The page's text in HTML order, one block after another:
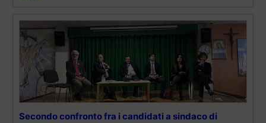
Secondo confronto fra i candidati a sindaco di